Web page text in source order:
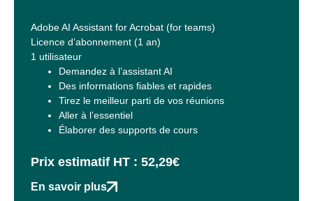
Adobe AI Assistant for Acrobat (for teams)
Licence d’abonnement (1 an)
1 utilisateur
Demandez à l’assistant AI
Des informations fiables et rapides
Tirez le meilleur parti de vos réunions
Aller à l’essentiel
Élaborer des supports de cours
Prix estimatif HT : 52,29€
En savoir plus